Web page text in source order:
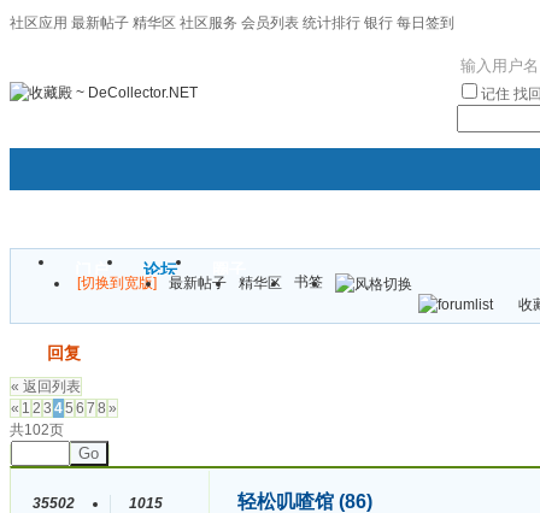
社区应用 最新帖子 精华区 社区服务 会员列表 统计排行 银行 每日签到
记住 找
门户 论坛
[切换到宽版] 最新帖子 精华区
书签
收
回复
« 返回列表
« 1 2 3 45 6 7 8 »
共102页
Go
35502
1015
轻松叽喳馆 (86)